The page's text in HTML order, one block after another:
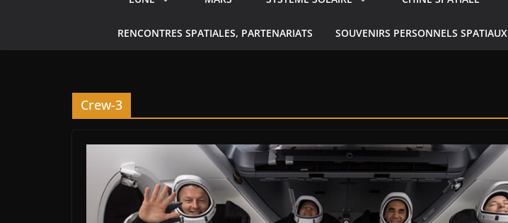
RENCONTRES SPATIALES, PARTENARIATS SOUVENIRS PERSONNELS SPATIAUX
Crew-3